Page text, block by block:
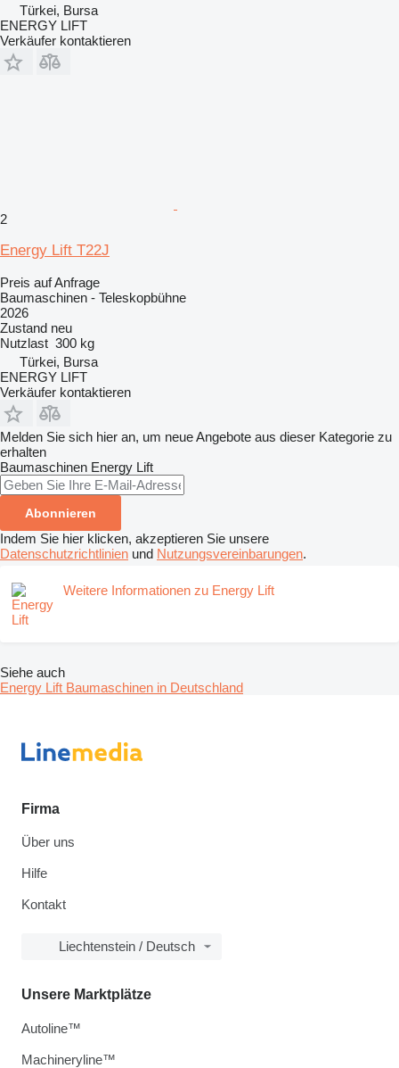
Türkei, Bursa
ENERGY LIFT
Verkäufer kontaktieren
2
Energy Lift T22J
Preis auf Anfrage
Baumaschinen - Teleskopbühne
2026
Zustand neu
Nutzlast 300 kg
Türkei, Bursa
ENERGY LIFT
Verkäufer kontaktieren
Melden Sie sich hier an, um neue Angebote aus dieser Kategorie zu
erhalten
Baumaschinen Energy Lift
Abonnieren
Indem Sie hier klicken, akzeptieren Sie unsere
Datenschutzrichtlinien und Nutzungsvereinbarungen.
Weitere Informationen zu Energy Lift
Siehe auch
Energy Lift Baumaschinen in Deutschland
Firma
Über uns
Hilfe
Kontakt
Liechtenstein / Deutsch
Unsere Marktplätze
Autoline™
Machineryline™